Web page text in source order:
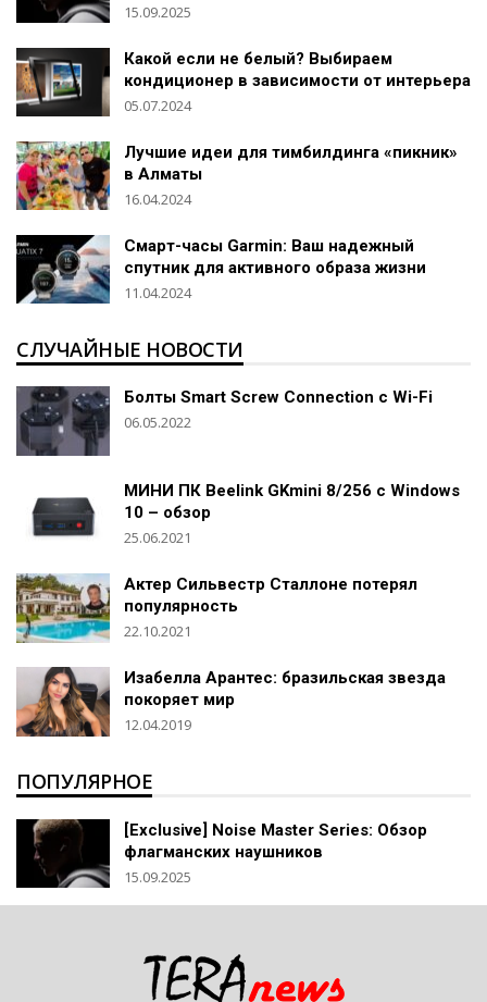
15.09.2025
Какой если не белый? Выбираем
кондиционер в зависимости от интерьера
05.07.2024
Лучшие идеи для тимбилдинга «пикник»
в Алматы
16.04.2024
Смарт-часы Garmin: Ваш надежный
спутник для активного образа жизни
11.04.2024
СЛУЧАЙНЫЕ НОВОСТИ
Болты Smart Screw Connection c Wi-Fi
06.05.2022
МИНИ ПК Beelink GKmini 8/256 c Windows
10 – обзор
25.06.2021
Актер Сильвестр Сталлоне потерял
популярность
22.10.2021
Изабелла Арантес: бразильская звезда
покоряет мир
12.04.2019
ПОПУЛЯРНОЕ
[Exclusive] Noise Master Series: Обзор
флагманских наушников
15.09.2025